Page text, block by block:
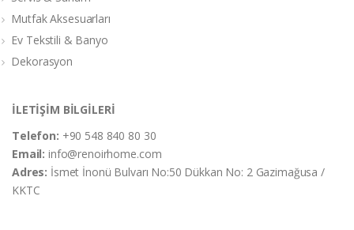
Mutfak Aksesuarları
Ev Tekstili & Banyo
Dekorasyon
İLETİŞİM BİLGİLERİ
Telefon: +90 548 840 80 30
Email:info@renoirhome.com
Adres: İsmet İnonü Bulvarı No:50 Dükkan No: 2 Gazimağusa /
KKTC